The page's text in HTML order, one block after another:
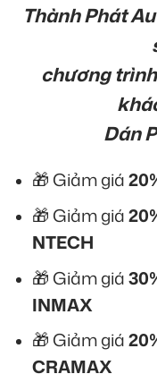
Thành Phát
chương
Dán
🎁 Giảm giá
🎁 Giảm giá
NTECH
🎁 Giảm giá
INMAX
🎁 Giảm giá
CRAMAX